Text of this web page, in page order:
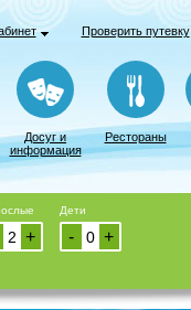
Проверить путевку
Досуг и
информация
Рестораны
+
Дети
+
-